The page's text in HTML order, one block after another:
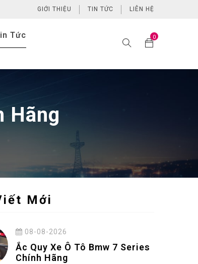
GIỚI THIỆU TIN TỨC LIÊN HỆ
Tức
0
Hãng
Mới
08-08-2026
Ắc Quy Xe Ô Tô Bmw 7 Series
Chính Hãng